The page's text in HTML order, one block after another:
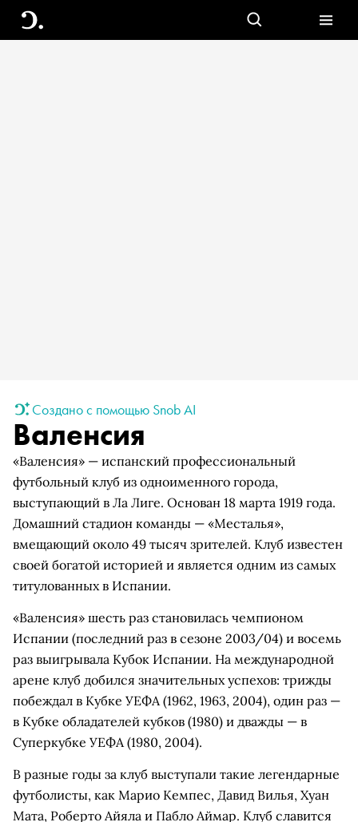
Создано с помощью Snob AI
Валенсия
«Валенсия» — испанский профессиональный
футбольный клуб из одноименного города,
выступающий в Ла Лиге. Основан 18 марта 1919 года.
Домашний стадион команды — «Месталья»,
вмещающий около 49 тысяч зрителей. Клуб известен
своей богатой историей и является одним из самых
титулованных в Испании.
«Валенсия» шесть раз становилась чемпионом
Испании (последний раз в сезоне 2003/04) и восемь
раз выигрывала Кубок Испании. На международной
арене клуб добился значительных успехов: трижды
побеждал в Кубке УЕФА (1962, 1963, 2004), один раз —
в Кубке обладателей кубков (1980) и дважды — в
Суперкубке УЕФА (1980, 2004).
В разные годы за клуб выступали такие легендарные
футболисты, как Марио Кемпес, Давид Вилья, Хуан
Мата, Роберто Айяла и Пабло Аймар. Клуб славится